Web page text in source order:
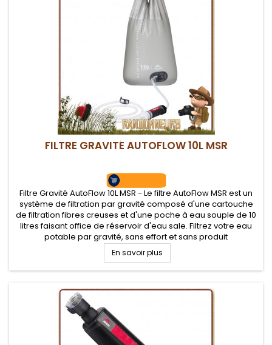
FILTRE GRAVITÉ AUTOFLOW 10L MSR
Filtre Gravité AutoFlow 10L MSR - Le filtre AutoFlow MSR est un
système de filtration par gravité composé d'une cartouche
de filtration fibres creuses et d'une poche à eau souple de 10
litres faisant office de réservoir d'eau sale. Filtrez votre eau
potable par gravité, sans effort et sans produit
En savoir plus